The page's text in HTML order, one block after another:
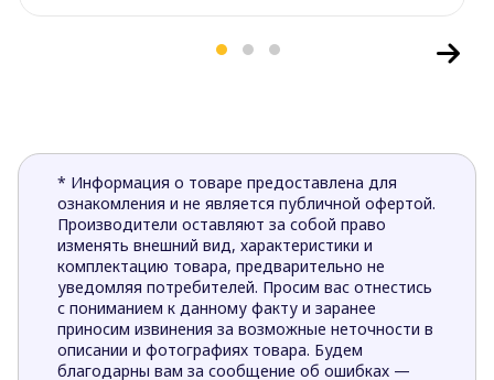
* Информация о товаре предоставлена для
ознакомления и не является публичной офертой.
Производители оставляют за собой право
изменять внешний вид, характеристики и
комплектацию товара, предварительно не
уведомляя потребителей. Просим вас отнестись
с пониманием к данному факту и заранее
приносим извинения за возможные неточности в
описании и фотографиях товара. Будем
благодарны вам за сообщение об ошибках —